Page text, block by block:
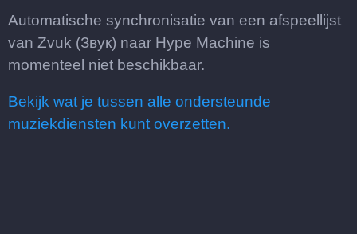
Automatische synchronisatie van een afspeellijst
van Zvuk (Звук) naar Hype Machine is
momenteel niet beschikbaar.
Bekijk wat je tussen alle ondersteunde
muziekdiensten kunt overzetten.